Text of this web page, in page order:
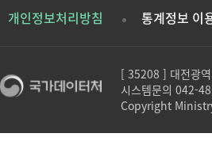
개인정보처리방침 통계정보 이
[ 35208 ] 대전광
시스템문의 042-
Copyright